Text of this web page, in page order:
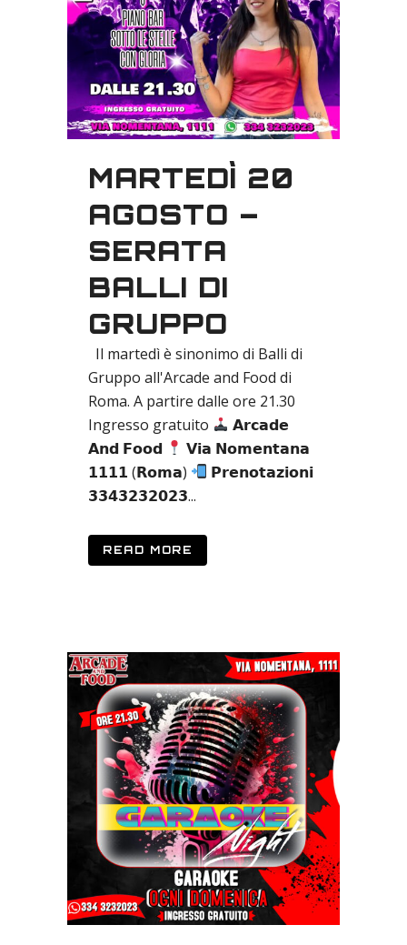
MARTEDÌ 20
AGOSTO –
SERATA
BALLI DI
GRUPPO
Il martedì è sinonimo di Balli di
Gruppo all'Arcade and Food di
Roma. A partire dalle ore 21.30
Ingresso gratuito
𝗔𝗿𝗰𝗮𝗱𝗲
𝗔𝗻𝗱 𝗙𝗼𝗼𝗱
𝗩𝗶𝗮 𝗡𝗼𝗺𝗲𝗻𝘁𝗮𝗻𝗮
𝟭𝟭𝟭𝟭 (𝗥𝗼𝗺𝗮)
𝗣𝗿𝗲𝗻𝗼𝘁𝗮𝘇𝗶𝗼𝗻𝗶
𝟯𝟯𝟰𝟯𝟮𝟯𝟮𝟬𝟮𝟯...
READ MORE